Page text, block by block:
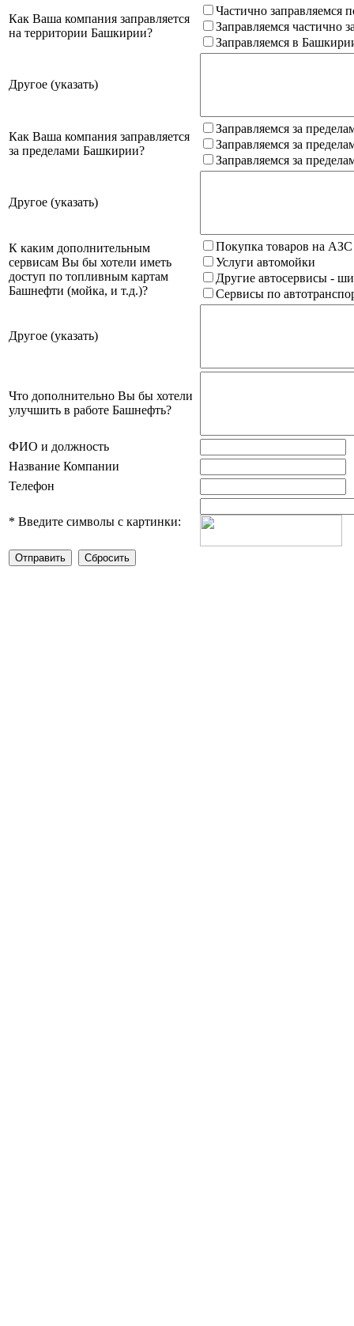
Как Ваша компания заправляется
на территории Башкирии?
Частично заправляемся
Заправляемся частично
Заправляемся в
Другое (указать)
Как Ваша компания заправляется
за пределами Башкирии?
Заправляемся за
Заправляемся за
Заправляемся за
Другое (указать)
К каким дополнительным
сервисам Вы бы хотели иметь
доступ по топливным картам
Башнефти (мойка, и т.д.)?
Покупка товаров на
Услуги автомойки
Другие автосервисы -
Сервисы по
Другое (указать)
Что дополнительно Вы бы хотели
улучшить в работе Башнефть?
ФИО и должность
Название Компании
Телефон
* Введите символы с картинки: